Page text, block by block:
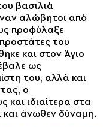
βασιλιά
αλώβητοι από
προφύλαξε
προστάτες του
και στον Άγιο
ως
του, αλλά και
ο
και ιδιαίτερα στα
και άνωθεν δύναμη.